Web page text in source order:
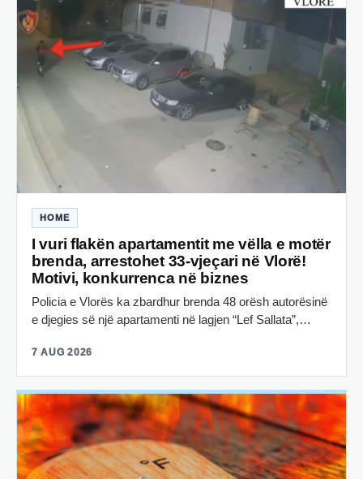
HOME
I vuri flakën apartamentit me vëlla e motër
brenda, arrestohet 33-vjeçari në Vlorë!
Motivi, konkurrenca në biznes
Policia e Vlorës ka zbardhur brenda 48 orësh autorësinë
e djegies së një apartamenti në lagjen “Lef Sallata”,…
7 AUG 2026